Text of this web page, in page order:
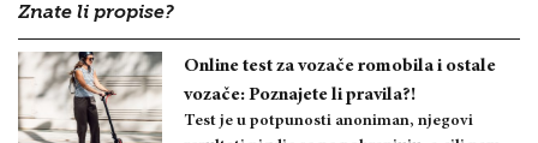
Znate li propise?
Online test za vozače romobila i ostale
vozače: Poznajete li pravila?!
Test je u potpunosti anoniman, njegovi